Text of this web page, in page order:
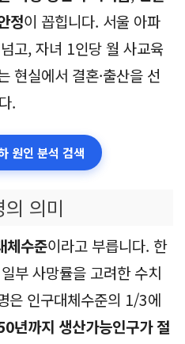
입니다. 가장 큰 원인으로
·가정 양립의 어려움
고, 자녀 1인당 월 사교육
현실에서 결혼·출산을 선
.
원인 분석 검색